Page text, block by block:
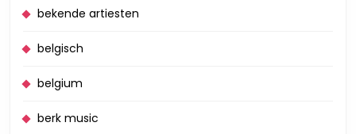
bekende artiesten
belgisch
belgium
berk music